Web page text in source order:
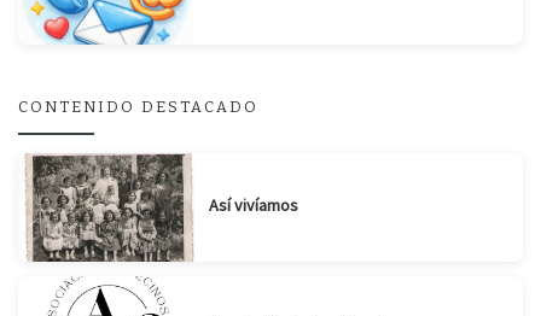
CONTENIDO DESTACADO
Así vivíamos
Suscribirse